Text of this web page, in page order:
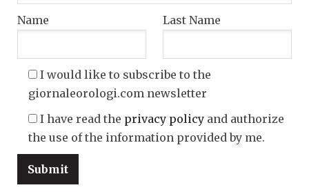
Name Last Name
I would like to subscribe to the
giornaleorologi.com newsletter
I have read the privacy policy and authorize
the use of the information provided by me.